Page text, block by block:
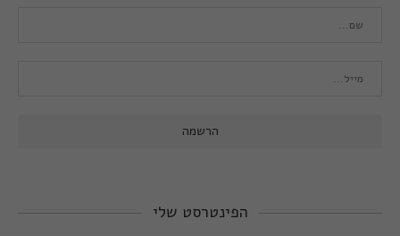
הפינטרסט שלי